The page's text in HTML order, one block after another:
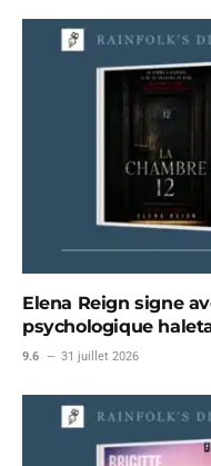
Elena Reign signe
psychologique
9.6 31 juillet 2026